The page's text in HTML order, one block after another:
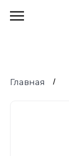
Главная /